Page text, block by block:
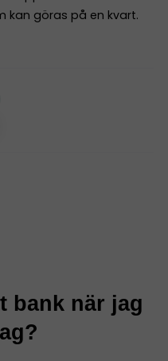
kan göras på en kvart.
bank när jag